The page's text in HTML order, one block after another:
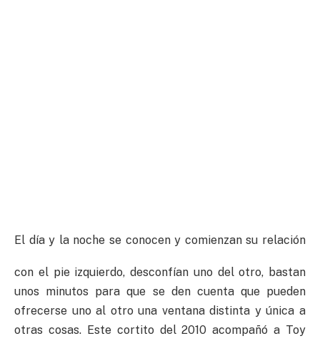
El día y la noche se conocen y comienzan su relación
con el pie izquierdo, desconfían uno del otro, bastan
unos minutos para que se den cuenta que pueden
ofrecerse uno al otro una ventana distinta y única a
otras cosas. Este cortito del 2010 acompañó a Toy